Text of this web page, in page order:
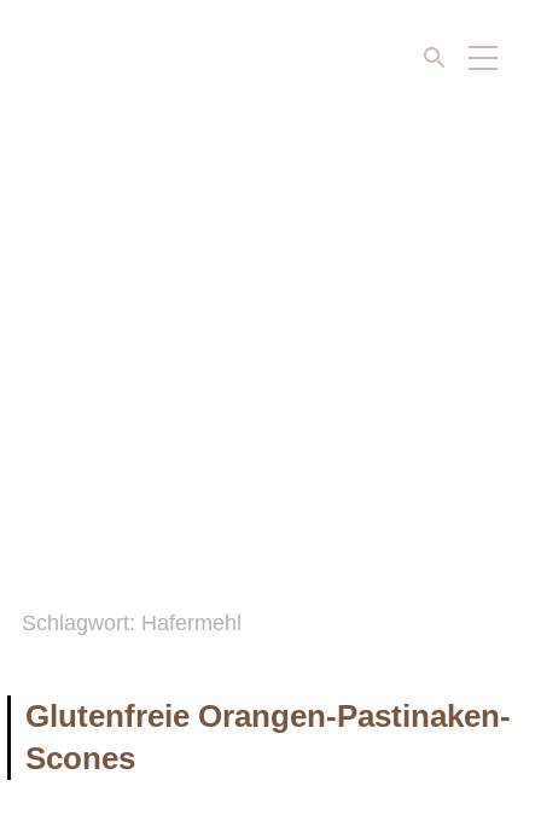
Schlagwort: Hafermehl
Glutenfreie Orangen-Pastinaken-
Scones